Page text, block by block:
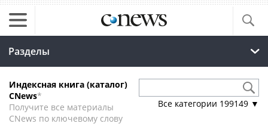
Разделы
Индексная книга (каталог)
CNews*
Получите все материалы
CNews по ключевому слову
Все категории 199149 ▼